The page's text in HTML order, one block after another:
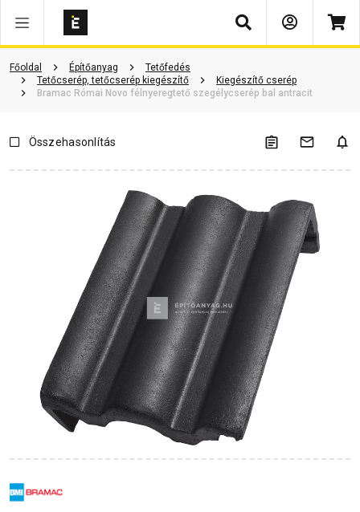
Keresés
Főoldal Építőanyag
Tetőfedés
Tetőcserép, tetőcserép kiegészítő
Kiegészítő cserép
Bramac Római Novo félnyeregtető szegélycserép bal antracit
Dokumentumok Kérdések és válaszok
Összehasonlítás